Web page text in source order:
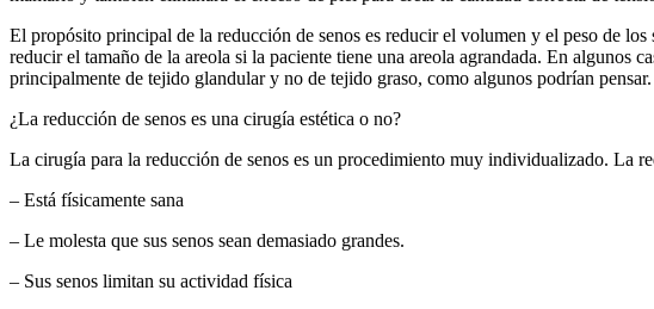
El propósito principal de la reducción de senos es reducir el volumen y el peso de
reducir el tamaño de la areola si la paciente tiene una areola agrandada. En algunos
principalmente de tejido glandular y no de tejido graso, como algunos podrían pensar.
¿La reducción de senos es una cirugía estética o no?
La cirugía para la reducción de senos es un procedimiento muy individualizado. La
– Está físicamente sana
– Le molesta que sus senos sean demasiado grandes.
– Sus senos limitan su actividad física